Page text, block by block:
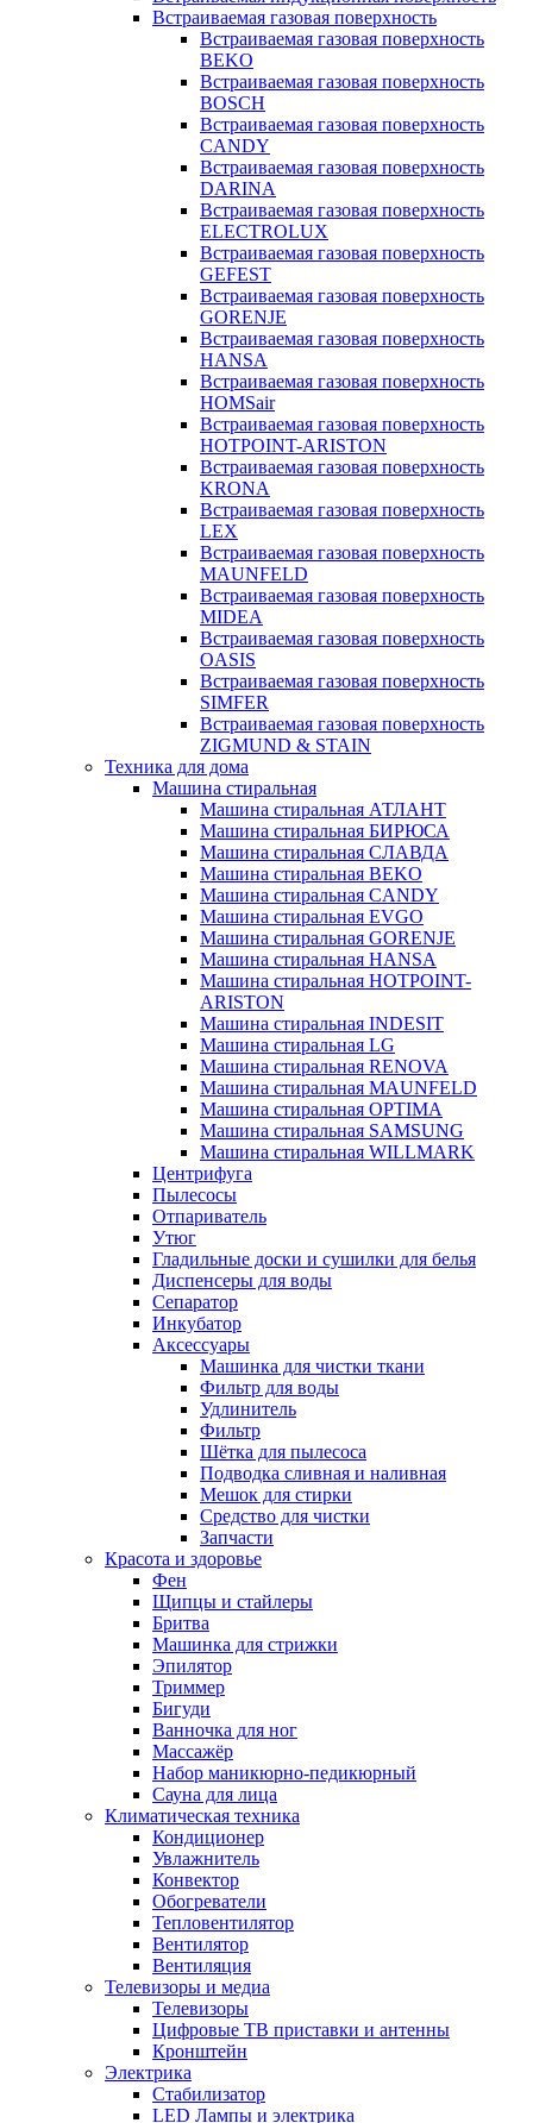
Встраиваемая газовая поверхность
Встраиваемая газовая поверхность
BEKO
Встраиваемая газовая поверхность
BOSCH
Встраиваемая газовая поверхность
CANDY
Встраиваемая газовая поверхность
DARINA
Встраиваемая газовая поверхность
ELECTROLUX
Встраиваемая газовая поверхность
GEFEST
Встраиваемая газовая поверхность
GORENJE
Встраиваемая газовая поверхность
HANSA
Встраиваемая газовая поверхность
HOMSair
Встраиваемая газовая поверхность
HOTPOINT-ARISTON
Встраиваемая газовая поверхность
KRONA
Встраиваемая газовая поверхность
LEX
Встраиваемая газовая поверхность
MAUNFELD
Встраиваемая газовая поверхность
MIDEA
Встраиваемая газовая поверхность
OASIS
Встраиваемая газовая поверхность
SIMFER
Встраиваемая газовая поверхность
ZIGMUND & STAIN
Техника для дома
Машина стиральная
Машина стиральная АТЛАНТ
Машина стиральная БИРЮСА
Машина стиральная СЛАВДА
Машина стиральная BEKO
Машина стиральная CANDY
Машина стиральная EVGO
Машина стиральная GORENJE
Машина стиральная HANSA
Машина стиральная HOTPOINT-
ARISTON
Машина стиральная INDESIT
Машина стиральная LG
Машина стиральная RENOVA
Машина стиральная MAUNFELD
Машина стиральная OPTIMA
Машина стиральная SAMSUNG
Машина стиральная WILLMARK
Центрифуга
Пылесосы
Отпариватель
Утюг
Гладильные доски и сушилки для белья
Диспенсеры для воды
Сепаратор
Инкубатор
Аксессуары
Машинка для чистки ткани
Фильтр для воды
Удлинитель
Фильтр
Шётка для пылесоса
Подводка сливная и наливная
Мешок для стирки
Средство для чистки
Запчасти
Красота и здоровье
Фен
Щипцы и стайлеры
Бритва
Машинка для стрижки
Эпилятор
Триммер
Бигуди
Ванночка для ног
Массажёр
Набор маникюрно-педикюрный
Сауна для лица
Климатическая техника
Кондиционер
Увлажнитель
Конвектор
Обогреватели
Тепловентилятор
Вентилятор
Вентиляция
Телевизоры и медиа
Телевизоры
Цифровые ТВ приставки и антенны
Кронштейн
Электрика
Стабилизатор
LED Лампы и электрика